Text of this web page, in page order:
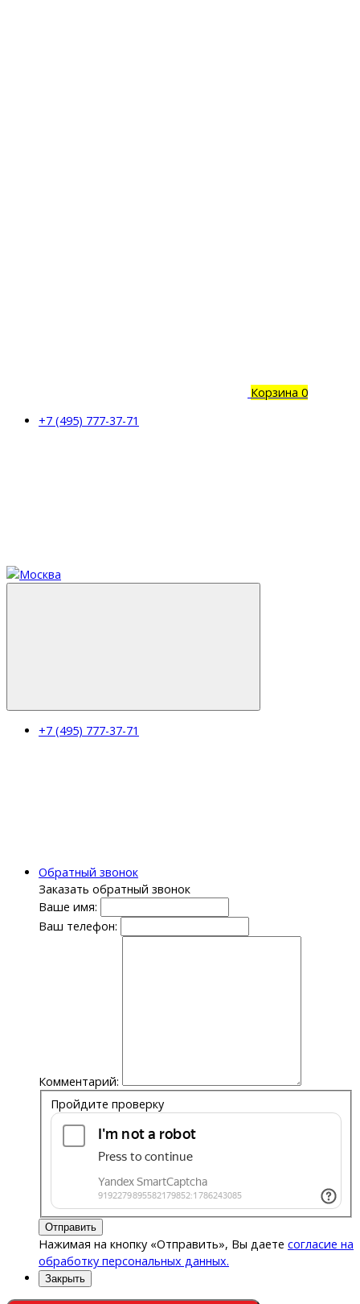
Корзина 0
+7 (495) 777-37-71
+7 (495) 777-37-71
Обратный звонок
Заказать обратный звонок
Ваше имя:
Ваш телефон:
Комментарий:
Пройдите проверку
Отправить
Нажимая на кнопку «Отправить», Вы даете согласие на
обработку персональных данных.
Закрыть